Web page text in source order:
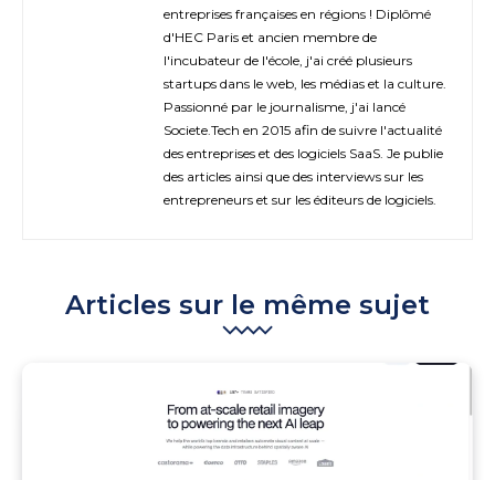
entreprises françaises en régions ! Diplômé
d'HEC Paris et ancien membre de
l'incubateur de l'école, j'ai créé plusieurs
startups dans le web, les médias et la culture.
Passionné par le journalisme, j'ai lancé
Societe.Tech en 2015 afin de suivre l'actualité
des entreprises et des logiciels SaaS. Je publie
des articles ainsi que des interviews sur les
entrepreneurs et sur les éditeurs de logiciels.
Articles sur le même sujet